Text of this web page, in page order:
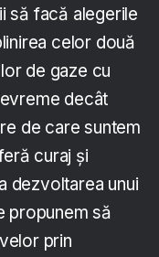
să facă alegerile
celor două
de gaze cu
decât
de care suntem
curaj și
dezvoltarea unui
propunem să
prin